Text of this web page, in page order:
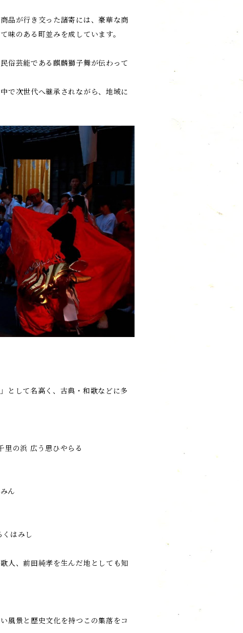
品が行き交った諸寄には、豪華な商
味のある町並みを成しています。
俗芸能である麒麟獅子舞が伝わって
で次世代へ継承されながら、地域に
として名高く、古典・和歌などに多
の浜 広う思ひやらる
ん
はみし
人、前田純孝を生んだ地としても知
風景と歴史文化を持つこの集落をコ